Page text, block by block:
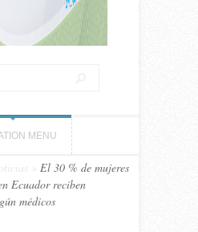
MENU
El 30 % de mujeres
Ecuador reciben
médicos